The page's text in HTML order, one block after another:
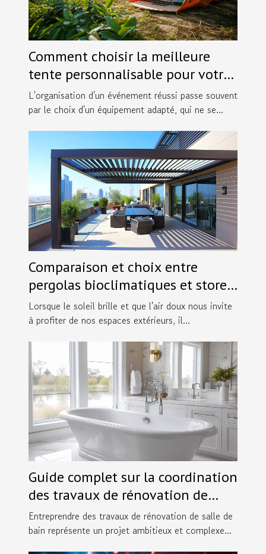
Comment choisir la meilleure
tente personnalisable pour votre
événement
L'organisation d'un événement réussi passe souvent
par le choix d'un équipement adapté, qui ne se...
Comparaison et choix entre
pergolas bioclimatiques et stores
extérieurs
Lorsque le soleil brille et que l'air doux nous invite
à profiter de nos espaces extérieurs, il...
Guide complet sur la coordination
des travaux de rénovation de
salles de bain
Entreprendre des travaux de rénovation de salle de
bain représente un projet ambitieux et complexe...